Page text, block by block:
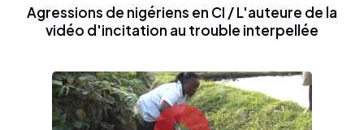
Agressions de nigériens en CI / L'auteure de la
vidéo d'incitation au trouble interpellée